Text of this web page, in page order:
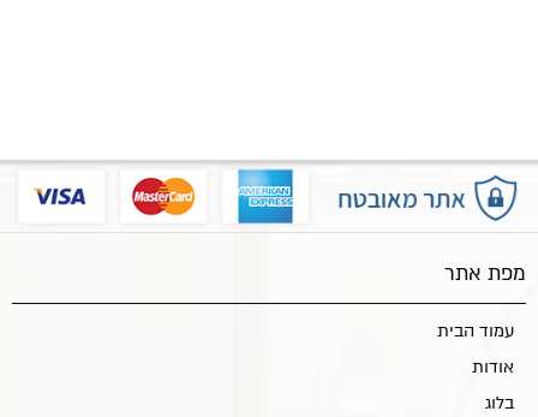
מפת אתר
עמוד הבית
אודות
בלוג